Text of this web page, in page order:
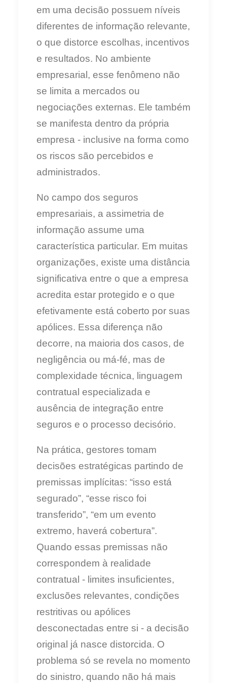
em uma decisão possuem níveis
diferentes de informação relevante,
o que distorce escolhas, incentivos
e resultados. No ambiente
empresarial, esse fenômeno não
se limita a mercados ou
negociações externas. Ele também
se manifesta dentro da própria
empresa - inclusive na forma como
os riscos são percebidos e
administrados.
No campo dos seguros
empresariais, a assimetria de
informação assume uma
característica particular. Em muitas
organizações, existe uma distância
significativa entre o que a empresa
acredita estar protegido e o que
efetivamente está coberto por suas
apólices. Essa diferença não
decorre, na maioria dos casos, de
negligência ou má-fé, mas de
complexidade técnica, linguagem
contratual especializada e
ausência de integração entre
seguros e o processo decisório.
Na prática, gestores tomam
decisões estratégicas partindo de
premissas implícitas: “isso está
segurado”, “esse risco foi
transferido”, “em um evento
extremo, haverá cobertura”.
Quando essas premissas não
correspondem à realidade
contratual - limites insuficientes,
exclusões relevantes, condições
restritivas ou apólices
desconectadas entre si - a decisão
original já nasce distorcida. O
problema só se revela no momento
do sinistro, quando não há mais